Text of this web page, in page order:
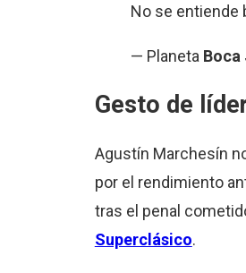
No se entiende
— Planeta Boca
Gesto de
Agustín Marchesín
por el rendimiento
tras el penal
Superclásico.